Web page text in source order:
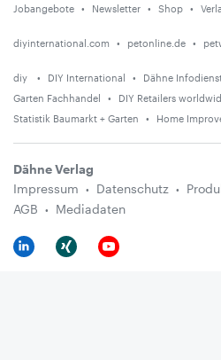
Jobangebote Newsletter Shop
diyinternational.com petonline.de
diy DIY International Dähne
Garten Fachhandel
DIY Retailers
Statistik Baumarkt + Garten
Home
Dähne Verlag
Impressum
Datenschutz
AGB
Mediadaten